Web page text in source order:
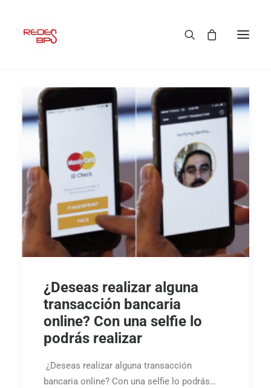
¿Deseas realizar alguna
transacción bancaria
online? Con una selfie lo
podrás realizar
¿Deseas realizar alguna transacción
bancaria online? Con una selfie lo podrás…